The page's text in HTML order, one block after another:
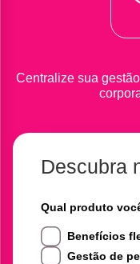
Centralize sua
Descubra
Qual produto
Benefícios
Gestão de